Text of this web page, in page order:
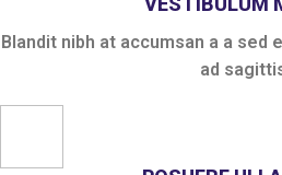
Blandit nibh at accumsan a a sed
ad